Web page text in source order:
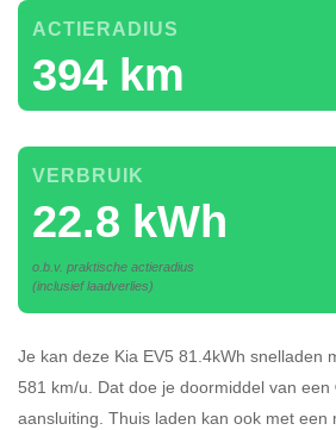
394 km
ACTIERADIUS
22.8 kWh
VERBRUIK
o.b.v. praktische actieradius
(inclusief laadverlies)
Je kan deze Kia EV5 81.4kWh snelladen
581 km/u. Dat doe je doormiddel van een
aansluiting. Thuis laden kan ook met een